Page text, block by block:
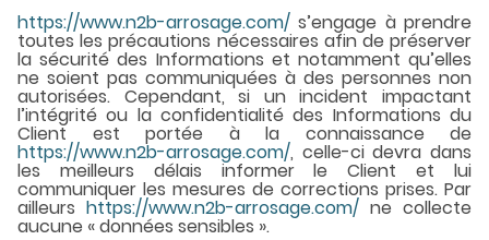
https://www.n2b-arrosage.com/ s’engage à prendre
toutes les précautions nécessaires afin de préserver
la sécurité des Informations et notamment qu’elles
ne soient pas communiquées à des personnes non
autorisées. Cependant, si un incident impactant
l’intégrité ou la confidentialité des Informations du
Client est portée à la connaissance de
https://www.n2b-arrosage.com/, celle-ci devra dans
les meilleurs délais informer le Client et lui
communiquer les mesures de corrections prises. Par
ailleurs https://www.n2b-arrosage.com/ ne collecte
aucune « données sensibles ».